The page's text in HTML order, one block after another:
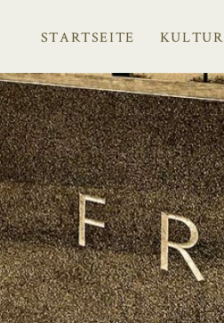
STARTSEITE KULTUR